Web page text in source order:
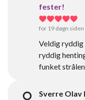
fester!
for 19 døgn siden
Veldig ryddig
ryddig
funket
Sverre Olav